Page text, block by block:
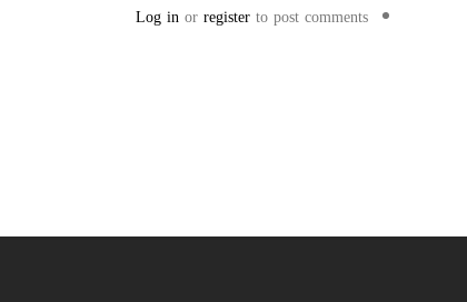
Log inorregisterto post comments